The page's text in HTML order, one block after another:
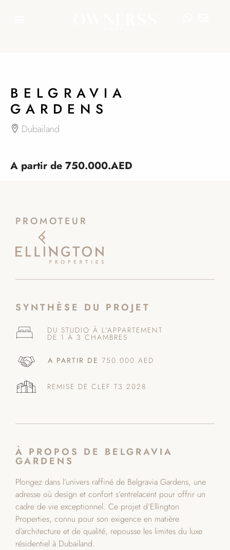
BELGRAVIA
GARDENS
Dubailand
A partir de 750.000.AED
PROMOTEUR
SYNTHÈSE DU PROJET
DU STUDIO À L'APPARTEMENT
DE 1 À 3 CHAMBRES
A PARTIR DE 750.000.AED
REMISE DE CLEF T3 2028
À PROPOS DE BELGRAVIA
GARDENS
Plongez dans l’univers raffiné de Belgravia Gardens, une
adresse où design et confort s’entrelacent pour offrir un
cadre de vie exceptionnel. Ce projet d’Ellington
Properties, connu pour son exigence en matière
d’architecture et de qualité, repousse les limites du luxe
résidentiel à Dubailand.